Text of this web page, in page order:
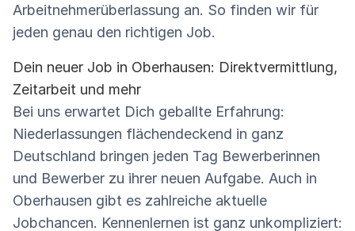
Arbeitnehmerüberlassung an. So finden wir für
jeden genau den richtigen Job.
Dein neuer Job in Oberhausen: Direktvermittlung,
Zeitarbeit und mehr
Bei uns erwartet Dich geballte Erfahrung:
Niederlassungen flächendeckend in ganz
Deutschland bringen jeden Tag Bewerberinnen
und Bewerber zu ihrer neuen Aufgabe. Auch in
Oberhausen gibt es zahlreiche aktuelle
Jobchancen. Kennenlernen ist ganz unkompliziert: